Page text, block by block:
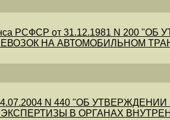
РСФСР от 31.12.1981 N 200
НА АВТОМОБИЛЬНОМ
N 440 "ОБ
В ОРГАНАХ